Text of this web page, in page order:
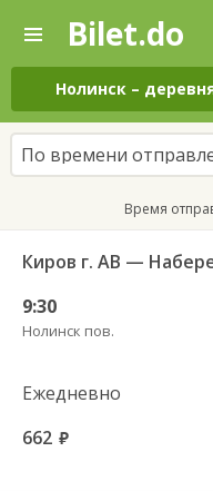
—
Поиск
и
покупка
билетов
на
автобус
онлайн
Bilet.do
Нолинск –
По времени
Время
Киров г. АВ —
9:30
Нолинск пов.
Ежедневно
662 руб.